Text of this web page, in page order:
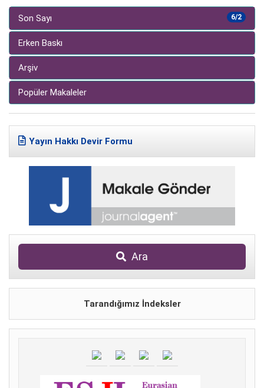
6/2
Son Sayı
Erken Baskı
Arşiv
Popüler Makaleler
Yayın Hakkı Devir Formu
Ara
Tarandığımız İndeksler